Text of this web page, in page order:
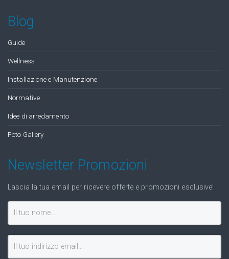
Blog
Guide
Wellness
Installazione e Manutenzione
Normative
Idee di arredamento
Foto Gallery
Newsletter Promozioni
Lascia la tua email per ricevere offerte e promozioni esclusive!